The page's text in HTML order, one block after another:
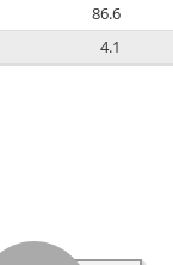
86.6
4.1